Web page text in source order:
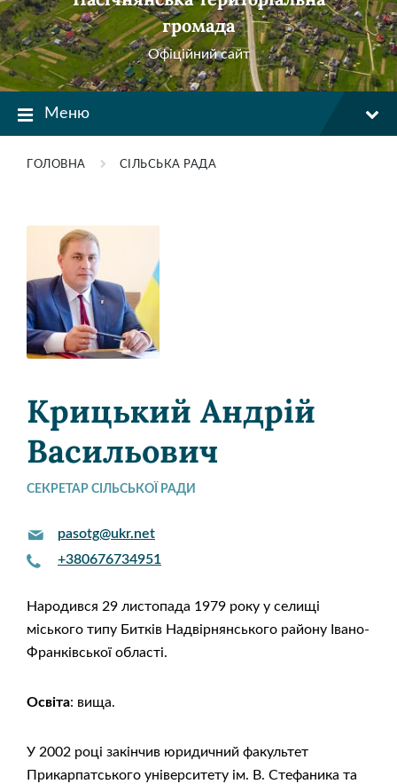
громада
Офіційний сайт
Меню
ГОЛОВНА СІЛЬСЬКА РАДА
Крицький Андрій
Васильович
СЕКРЕТАР СІЛЬСЬКОЇ РАДИ
pasotg@ukr.net
+380676734951
Народився 29 листопада 1979 року у селищі
міського типу Битків Надвірнянського району Івано-
Франківської області.
Освіта: вища.
У 2002 році закінчив юридичний факультет
Прикарпатського університету ім. В. Стефаника та